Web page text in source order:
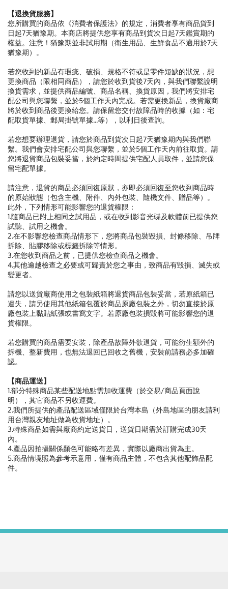
【退換貨服務】
您所購買的商品依《消費者保護法》的規定，消費者享有商品貨到
日起7天猶豫期。本商店將提供您享有商品到貨次日起7天鑑賞期的
權益。注意！猶豫期並非試用期（衛生用品、生鮮食品不適用於7天
猶豫期）。
若您收到的新品有瑕疵、破損、規格不符或是零件短缺的狀況，想
更換商品（限相同商品），請您於收到貨後7天內，與我們聯繫說明
換貨需求，並提供商品編號、商品名稱、換貨原因，我們將安排宅
配公司與您聯繫，並於5個工作天內完成。若需更換新品，換貨廠商
將於收到商品後更換給您。請保留您交付故障品時的收據（如：宅
配取貨單據、郵局掛號單據...等），以利日後查詢。
若您想要辦理退貨，請您於商品到貨次日起7天猶豫期內與我們聯
繫。我們會安排宅配公司與您聯繫，並於5個工作天內前往取貨。請
您將退貨商品包裝妥當，於約定時間提供宅配人員取件，並請您保
留宅配單據。
請注意，退貨的商品必須回復原狀，亦即必須回復至您收到商品時
的原始狀態（包含主機、附件、內外包裝、隨機文件、贈品等）。
此外，下列情形可能影響您的退貨權限：
1.隨商品已附上相同之試用品，或在收到影音光碟及軟體前已提供您
試聽、試用之機會。
2.在不影響您檢查商品情形下，您將商品包裝毀損、封條移除、吊牌
拆除、貼膠移除或標籤拆除等情形。
3.在您收到商品之前，已提供您檢查商品之機會。
4.其他逾越檢查之必要或可歸責於您之事由，致商品有毀損、滅失或
變更者。
請您以送貨廠商使用之包裝紙箱將退貨商品包裝妥當，若原紙箱已
遺失，請另使用其他紙箱包覆於商品原廠包裝之外，切勿直接於原
廠包裝上黏貼紙張或書寫文字。若原廠包裝損毀將可能影響您的退
貨權限。
若您購買的商品需要安裝，除產品故障外欲退貨，可能衍生額外的
拆機、整新費用，也無法退回已回收之舊機，安裝前請務必多加確
認。
【商品運送】
1.部分特殊商品某些配送地點需加收運費（於交易/商品頁面說
明），其它商品不另收運費。
2.我們所提供的產品配送區域僅限於台灣本島（外島地區的朋友請利
用台灣親友地址做為收貨地址）。
3.特殊商品如需與廠商約定送貨日，送貨日期需於訂購完成30天
內。
4.產品因拍攝關係顏色可能略有差異，實際以廠商出貨為主。
5.商品情境照為參考示意用，僅有商品主體，不包含其他配飾品配
件。